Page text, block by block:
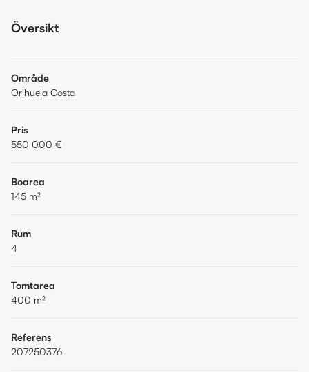
Översikt
Område
Orihuela Costa
Pris
550 000 €
Boarea
145 m²
Rum
4
Tomtarea
400 m²
Referens
207250376